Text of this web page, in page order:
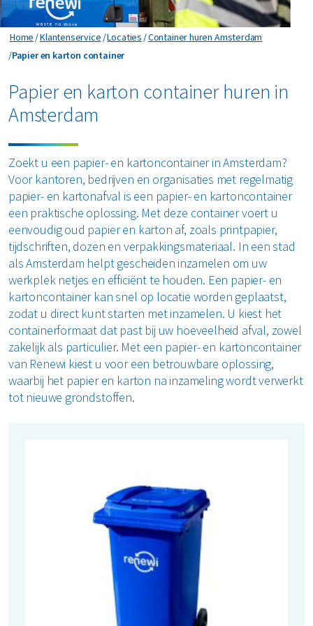
Horeca en recreatie
Industrie
Logistiek
Retail
Zorg
Bekijk alle branches
Renewi Ecosmart
Onze diensten
Interne inzamelmiddelen
Circulaire diensten
CSRD
Circulair+
Gevaarlijk afval
Glas
Groen- en tuinafval
Grofvuil
Matrassen
Papier en karton
PMD
Puin
Restafval
Vertrouwelijk papier
Alle soorten afval
Mineralen
Organics
Papier en karton
Plastics
Alle circulaire materialen
ons
Home Klantenservice Locaties Container huren Amsterdam
Papier en karton container
Papier en karton container
Papier en karton container huren in
Amsterdam
Zoekt u een papier- en kartoncontainer in Amsterdam?
Voor kantoren, bedrijven en organisaties met regelmatig
papier- en kartonafval is een papier- en kartoncontainer
een praktische oplossing. Met deze container voert u
eenvoudig oud papier en karton af, zoals printpapier,
tijdschriften, dozen en verpakkingsmateriaal. In een stad
als Amsterdam helpt gescheiden inzamelen om uw
werkplek netjes en efficiënt te houden. Een papier- en
kartoncontainer kan snel op locatie worden geplaatst,
zodat u direct kunt starten met inzamelen. U kiest het
containerformaat dat past bij uw hoeveelheid afval, zowel
zakelijk als particulier. Met een papier- en kartoncontainer
van Renewi kiest u voor een betrouwbare oplossing,
waarbij het papier en karton na inzameling wordt verwerkt
tot nieuwe grondstoffen.